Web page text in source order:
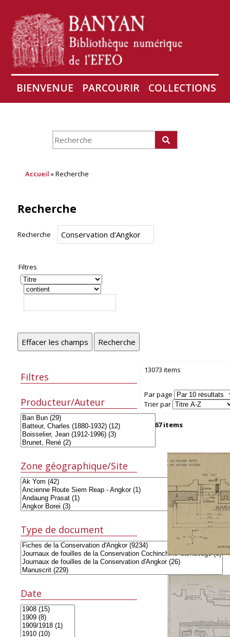
BIENVENUE PARCOURIR
COLLECTIONS
AIRES
CONSERVATION D'ANGKOR
Accueil » Recherche
Recherche
Recherche
Filtres
Effacer les champs Recherche
13073 items
Par page
Trier par
13067 items
Filtres
Producteur/Auteur
Zone géographique/Site
Type de document
Date